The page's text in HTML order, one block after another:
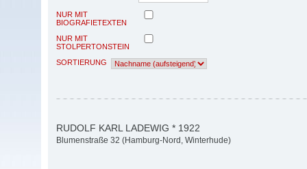
NUR MIT
BIOGRAFIETEXTEN
NUR MIT
STOLPERTONSTEIN
SORTIERUNG
RUDOLF KARL LADEWIG * 1922
Blumenstraße 32 (Hamburg-Nord, Winterhude)